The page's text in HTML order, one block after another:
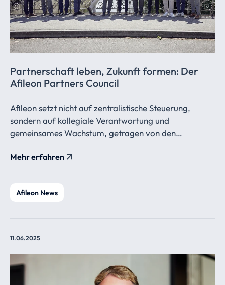
Partnerschaft leben, Zukunft formen: Der
Afileon Partners Council
Afileon setzt nicht auf zentralistische Steuerung,
sondern auf kollegiale Verantwortung und
gemeinsames Wachstum, getragen von den
Mehr erfahren
Afileon News
11.06.2025